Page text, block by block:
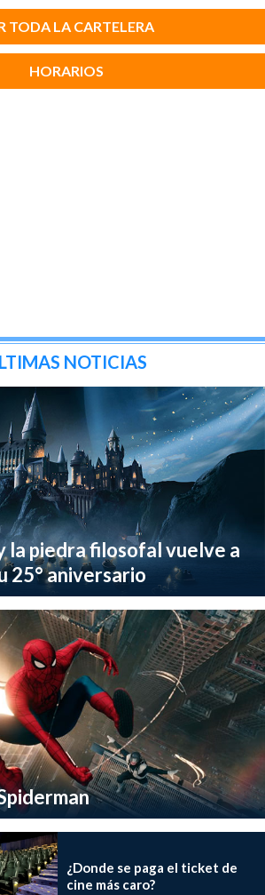
TODA LA CARTELERA
HORARIOS
NOTICIAS
la piedra filosofal vuelve a
25° aniversario
¿Donde se paga el ticket de
cine más caro?